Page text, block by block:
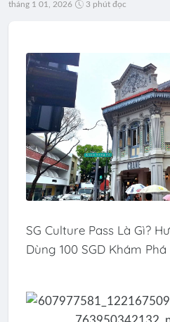
tháng 1 01, 2026 3 phút đọc
SG Culture Pass Là Gì?
Dùng 100 SGD Khám